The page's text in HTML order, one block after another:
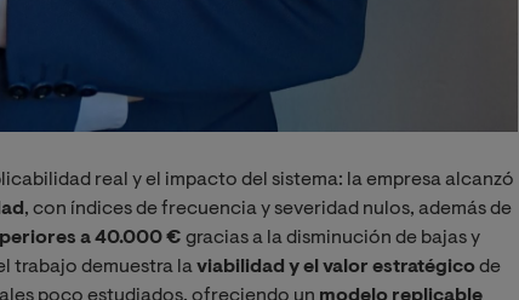
real y el impacto del sistema: la empresa alcanzó
, con índices de frecuencia y severidad nulos, además de
a 40.000 € gracias a la disminución de bajas y
trabajo demuestra laviabilidad y el valor estratégicode
poco estudiados, ofreciendo un modelo replicable